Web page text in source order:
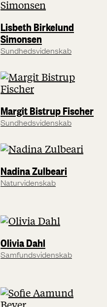
Lisbeth Birkelund
Simonsen
Sundhedsvidenskab
Margit Bistrup Fischer
Sundhedsvidenskab
Nadina Zulbeari
Naturvidenskab
Olivia Dahl
Samfundsvidenskab